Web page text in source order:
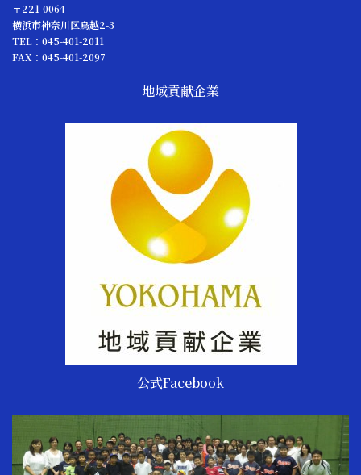
〒221-0064
横浜市神奈川区鳥越2-3
TEL：045-401-2011
FAX：045-401-2097
地域貢献企業
公式Facebook